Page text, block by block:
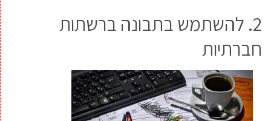
2. להשתמש בתבונה ברשתות
חברתיות